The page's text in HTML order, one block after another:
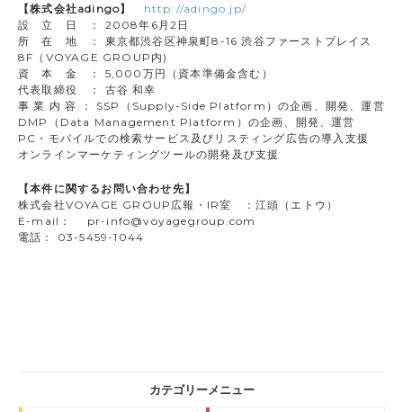
【株式会社adingo】
http://adingo.jp/
設 立 日 ： 2008年6月2日
所 在 地 ： 東京都渋谷区神泉町8-16 渋谷ファーストプレイス
8F（VOYAGE GROUP内)
資 本 金 ： 5,000万円（資本準備金含む）
代表取締役 ： 古谷 和幸
事 業 内 容 ： SSP（Supply-Side Platform）の企画、開発、運営
DMP（Data Management Platform）の企画、開発、運営
PC・モバイルでの検索サービス及びリスティング広告の導入支援
オンラインマーケティングツールの開発及び支援
【本件に関するお問い合わせ先】
株式会社VOYAGE GROUP広報・IR室 ：江頭（エトウ）
E-mail： pr-info@voyagegroup.com
電話： 03-5459-1044